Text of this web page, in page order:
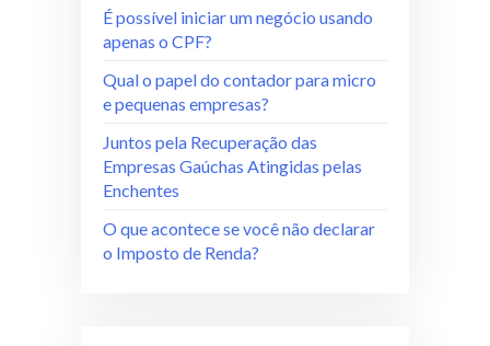
É possível iniciar um negócio usando
apenas o CPF?
Qual o papel do contador para micro
e pequenas empresas?
Juntos pela Recuperação das
Empresas Gaúchas Atingidas pelas
Enchentes
O que acontece se você não declarar
o Imposto de Renda?